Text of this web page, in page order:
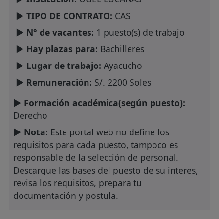
► TIPO DE CONTRATO: CAS
► N° de vacantes: 1 puesto(s) de trabajo
► Hay plazas para: Bachilleres
► Lugar de trabajo: Ayacucho
► Remuneración: S/. 2200 Soles
► Formación académica(según puesto):
Derecho
► Nota: Este portal web no define los
requisitos para cada puesto, tampoco es
responsable de la selección de personal.
Descargue las bases del puesto de su interes,
revisa los requisitos, prepara tu
documentación y postula.